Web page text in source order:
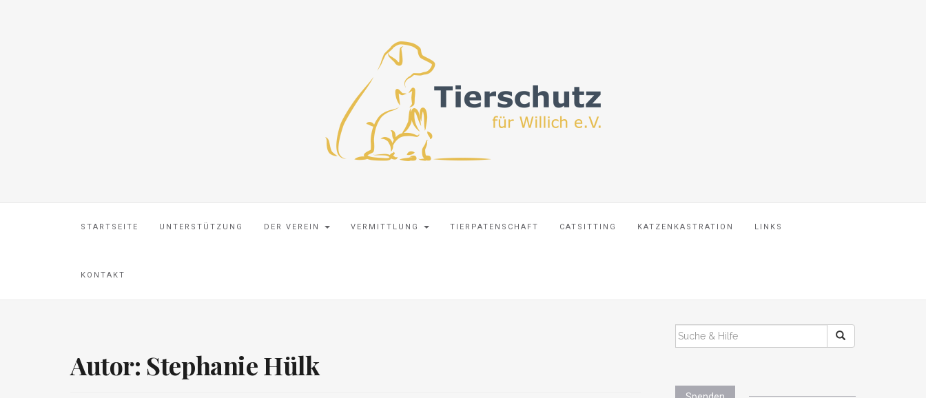
STARTSEITE UNTERSTÜTZUNG DER VEREIN VERMITTLUNG TIERPATENSCHAFT CATSITTING KATZENKASTRATION LINKS
KONTAKT
Autor: Stephanie Hülk
SUCHEN
NACH: